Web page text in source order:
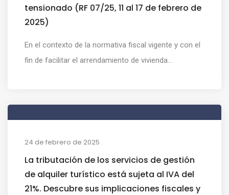
tensionado (RF 07/25, 11 al 17 de febrero de
2025)
En el contexto de la normativa fiscal vigente y con el
fin de facilitar el arrendamiento de vivienda...
24 de febrero de 2025
La tributación de los servicios de gestión
de alquiler turístico está sujeta al IVA del
21%. Descubre sus implicaciones fiscales y